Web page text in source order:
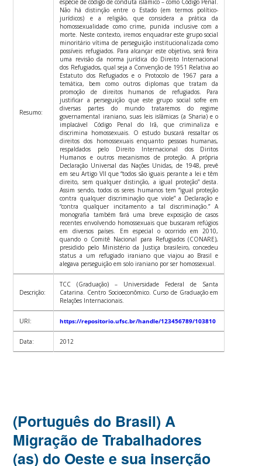
Resumo:
Não há distinção entre o Estado (em termos político-
jurídicos) e a religião, que considera a prática da
homossexualidade como crime, punida inclusive com a
morte. Neste contexto, iremos enquadrar este grupo social
minoritário vítima de perseguição institucionalizada como
possíveis refugiados. Para alcançar este objetivo, será feira
uma revisão da norma jurídica do Direito Internacional
dos Refugiados, qual seja a Convenção de 1951 Relativa ao
Estatuto dos Refugiados e o Protocolo de 1967 para a
temática, bem como outros diplomas que tratam da
promoção de direitos humanos de refugiados. Para
justificar a perseguição que este grupo social sofre em
diversas partes do mundo trataremos do regime
governamental iraniano, suas leis islâmicas (a Sharia) e o
implacável Código Penal do Irã, que criminaliza e
discrimina homossexuais. O estudo buscará ressaltar os
direitos dos homossexuais enquanto pessoas humanas,
respaldados pelo Direito Internacional dos Diritos
Humanos e outros mecanismos de proteção. A própria
Declaração Universal das Nações Unidas, de 1948, prevê
em seu Artigo VII que “todos são iguais perante a lei e têm
direito, sem qualquer distinção, a igual proteção” desta.
Assim sendo, todos os seres humanos tem “igual proteção
contra qualquer discriminação que viole” a Declaração e
“contra qualquer incitamento a tal discriminação.” A
monografia também fará uma breve exposição de casos
recentes envolvendo homossexuais que buscaram refúgios
em diversos países. Em especial o ocorrido em 2010,
quando o Comitê Nacional para Refugiados (CONARE),
presidido pelo Ministério da Justiça brasileiro, concedeu
status a um refugiado iraniano que viajou ao Brasil e
alegava perseguição em solo iraniano por ser homossexual.
Descrição:
TCC (Graduação) – Universidade Federal de Santa
Catarina. Centro Socioeconômico. Curso de Graduação em
Relações Internacionais.
URI: https://repositorio.ufsc.br/handle/123456789/103810
Data: 2012
(Português do Brasil) A
Migração de Trabalhadores
(as) do Oeste e sua inserção